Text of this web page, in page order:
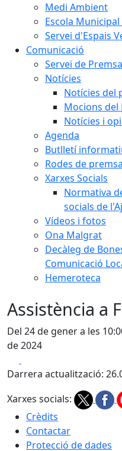
Medi Ambient
Escola
Servei d'Espais
Comunicació
Servei de
Notícies
Notícies del
Mocions del
Notícies i
Agenda
Butlletí
Rodes de premsa
Xarxes Socials
Normativa
socials de
Vídeos i fotos
Ona Malgrat
Decàleg de
Comunicació
Hemeroteca
Assistència a
Del 24 de gener a les
de 2024
Darrera actualització:
Xarxes socials:
Crèdits
Contactar
Protecció de dades